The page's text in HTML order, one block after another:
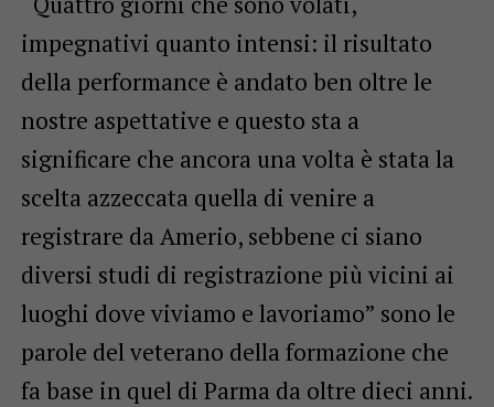
impegnativi quanto intensi: il risultato
della performance è andato ben oltre le
nostre aspettative e questo sta a
significare che ancora una volta è stata la
scelta azzeccata quella di venire a
registrare da Amerio, sebbene ci siano
diversi studi di registrazione più vicini ai
luoghi dove viviamo e lavoriamo” sono le
parole del veterano della formazione che
fa base in quel di Parma da oltre dieci anni.